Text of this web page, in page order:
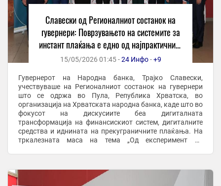
Славески од Регионалниот состанок на
гувернери: Поврзувањето на системите за
инстант плаќања е едно од најпрактичните
решенија за побрзи и поевтини
15/05/2026 01:45 -24 Инфо-+9
Гувернерот на Народна банка, Трајко Славески,
учествуваше на Регионалниот состанок на гувернери
што се одржа во Пула, Република Хрватска, во
организација на Хрватската народна банка, каде што во
фокусот на дискусиите беа дигиталната
трансформација на финансискиот систем, дигиталните
средства и иднината на прекуграничните плаќања. На
тркалезната маса на тема „Од експеримент до